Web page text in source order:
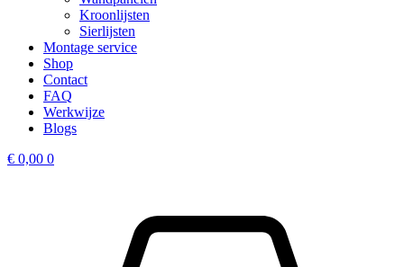
Kroonlijsten
Sierlijsten
Montage service
Shop
Contact
FAQ
Werkwijze
Blogs
€ 0,00 0